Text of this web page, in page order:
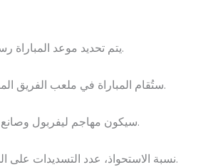
يتم تحديد موعد المباراة رسميًا من خلال الاتحاد الإنجليزي والقنوات الرياضية.
ستُقام المباراة في ملعب الفريق المضيف، مما يمنح الفريق ميزة اللعب أمام جمهوره.
سيكون مهاجم ليفربول وصانع الألعاب لتشيلسي محور الأداء الهجومي للفريقين.
نسبة الاستحواذ، عدد التسديدات على المرمى، وعدد الفرص المحققة هي مؤشرات هامة.